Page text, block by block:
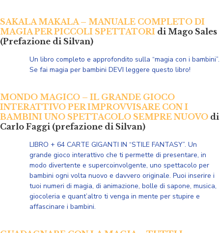
SAKALA MAKALA – MANUALE COMPLETO DI
MAGIA PER PICCOLI SPETTATORI di Mago Sales
(Prefazione di Silvan)
Un libro completo e approfondito sulla “magia con i bambini”.
Se fai magia per bambini DEVI leggere questo libro!
MONDO MAGICO – IL GRANDE GIOCO
INTERATTIVO PER IMPROVVISARE CON I
BAMBINI UNO SPETTACOLO SEMPRE NUOVO di
Carlo Faggi (prefazione di Silvan)
LIBRO + 64 CARTE GIGANTI IN “STILE FANTASY”. Un
grande gioco interattivo che ti permette di presentare, in
modo divertente e supercoinvolgente, uno spettacolo per
bambini ogni volta nuovo e davvero originale. Puoi inserire i
tuoi numeri di magia, di animazione, bolle di sapone, musica,
giocoleria e quant’altro ti venga in mente per stupire e
affascinare i bambini.